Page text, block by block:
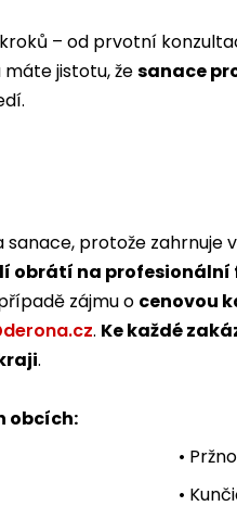
– od prvotní
jistotu, žesanace
sanace, protože
obrátí na
zájmu o cenovou
. Ke každé
.
obcích:
• Pržno
•